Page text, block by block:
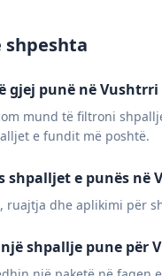
shpeshta
gjej punë në
mund të filtroni
e fundit më poshtë.
shpalljet e punës në
ruajtja dhe aplikimi për
shpallje pune për